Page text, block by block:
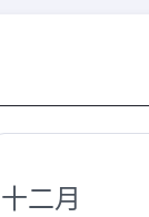
十二月